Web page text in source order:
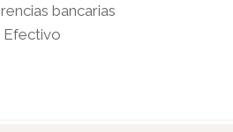
bancarias
Efectivo